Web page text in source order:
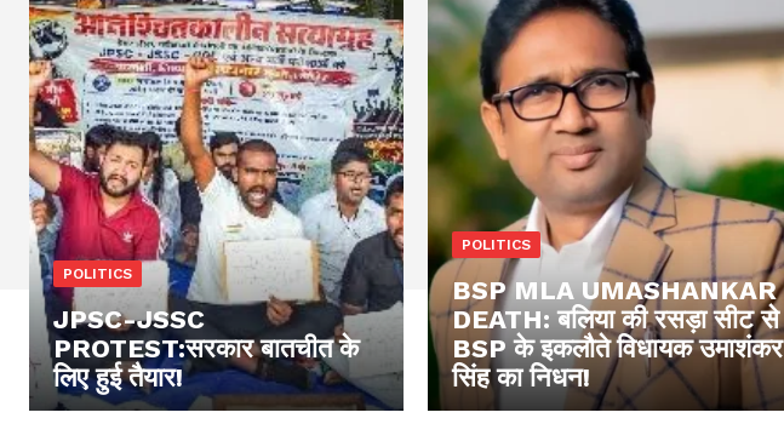
POLITICS
JPSC-JSSC
PROTEST:सरकार बातचीत के
लिए हुई तैयार!
POLITICS
BSP MLA UMASHANKAR
DEATH: बलिया की रसड़ा सीट से
BSP के इकलौते विधायक उमाशंकर
सिंह का निधन!